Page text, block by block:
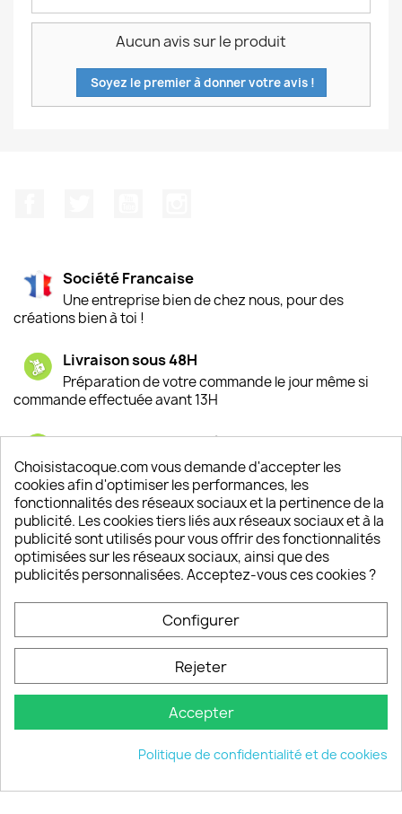
Aucun avis sur le produit
Soyez le premier à donner votre avis !
Société Francaise
Une entreprise bien de chez nous, pour des
créations bien à toi !
Livraison sous 48H
Préparation de votre commande le jour même si
commande effectuée avant 13H
Satisfaction de nos clients
Depuis 2009, entre 92% et 94% de nos clients
sont satisfaits de nos produits
Un SAV à votre écoute
Notre SAV est disponible 6/7J de 10h à 18H
keyboard_arrow_down
© 2026 - choisistacoque.com
Choisistacoque.com vous demande d'accepter les
cookies afin d'optimiser les performances, les
fonctionnalités des réseaux sociaux et la pertinence de la
publicité. Les cookies tiers liés aux réseaux sociaux et à la
publicité sont utilisés pour vous offrir des fonctionnalités
optimisées sur les réseaux sociaux, ainsi que des
publicités personnalisées. Acceptez-vous ces cookies ?
Configurer
Rejeter
Accepter
Politique de confidentialité et de cookies